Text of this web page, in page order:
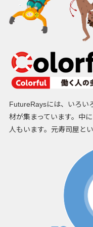
FutureRaysには、いろい
材が集まっています。中
人もいます。元寿司屋とい